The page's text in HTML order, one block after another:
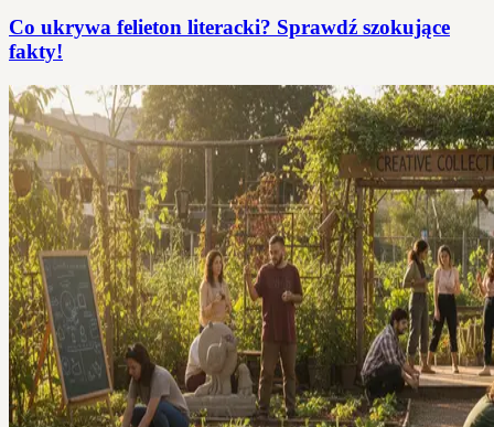
Co ukrywa felieton literacki? Sprawdź szokujące
fakty!